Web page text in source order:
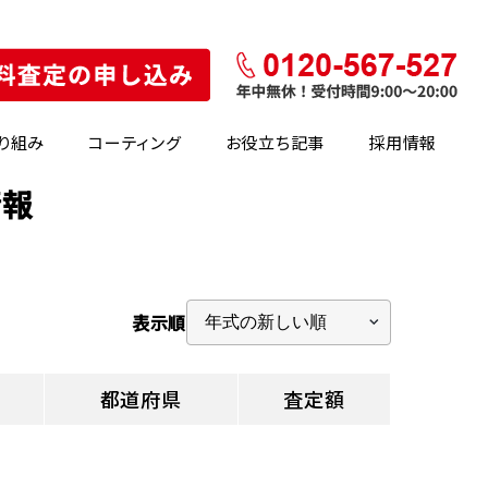
組み コーティング お役立ち記事 採用情報
表示順
都道府県 査定額